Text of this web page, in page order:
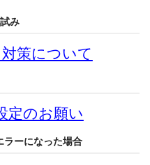
み
策について
定のお願い
ラーになった場合